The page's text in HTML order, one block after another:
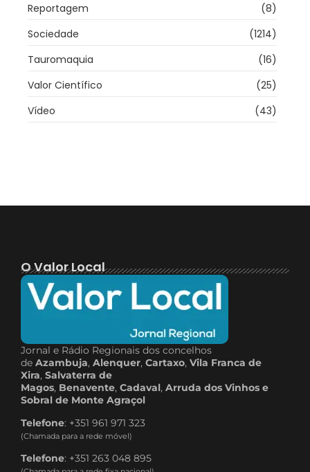
Reportagem
(8)
Sociedade
(1214)
Tauromaquia
(16)
Valor Científico
(25)
Vídeo
(43)
O Valor Local
Jornal e Rádio Regionais dos concelhos
de Azambuja, Alenquer, Cartaxo, Vila Franca de
Xira, Salvaterra de
Magos, Benavente, Cadaval, Arruda dos Vinhos e
Sobral de Monte Agraçol
Telefone: +351 961 971 323
(Chamada para a rede móvel)
Telefone: +351 263 048 895